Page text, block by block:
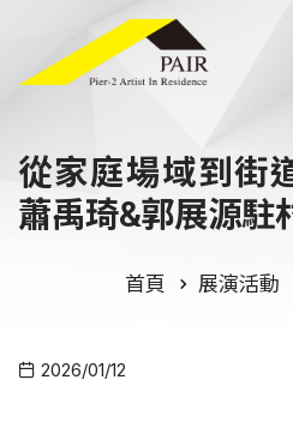
從家庭場域到街
蕭禹琦&郭展源駐
首頁 展演活動
2026/01/12